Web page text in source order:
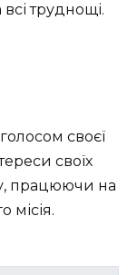
труднощі.
своєї
своїх
працюючи на
місія.